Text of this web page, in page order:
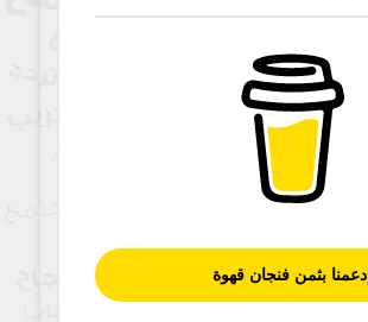
إدعمنا بثمن فنجان قهوة